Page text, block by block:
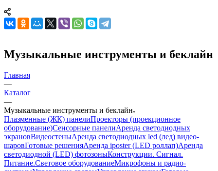
Музыкальные инструменты и беклайн
Главная
—
Каталог
—
Музыкальные инструменты и беклайн
Плазменные (ЖК) панелиПроекторы (проекционное
оборудование)Сенсорные панелиАренда светодиодных
экрановВидеостеныАренда светодиодных led (лед) видео-
шаровГотовые решенияАренда iposter (LED роллап)Аренда
светодиодной (LED) фотозоныКонструкции. Сигнал.
Питание.Световое оборудованиеМикрофоны и радио-